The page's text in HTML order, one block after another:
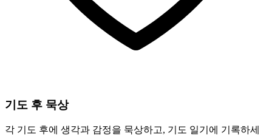
기도 후 묵상
각 기도 후에 생각과 감정을 묵상하고, 기도 일기에 기록하세